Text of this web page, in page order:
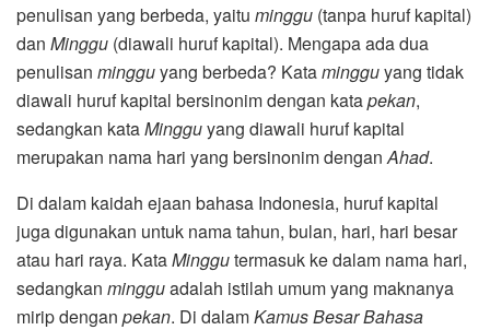
penulisan yang berbeda, yaitu minggu (tanpa huruf kapital)
dan Minggu (diawali huruf kapital). Mengapa ada dua
penulisan mingguyang berbeda? Katamingguyang tidak
diawali huruf kapital bersinonim dengan katapekan,
sedangkan kataMingguyang diawali huruf kapital
merupakan nama hari yang bersinonim denganAhad.
Di dalam kaidah ejaan bahasa Indonesia, huruf kapital
juga digunakan untuk nama tahun, bulan, hari, hari besar
atau hari raya. KataMinggutermasuk ke dalam nama hari,
sedangkan mingguadalah istilah umum yang maknanya
mirip dengan pekan. Di dalamKamus Besar Bahasa